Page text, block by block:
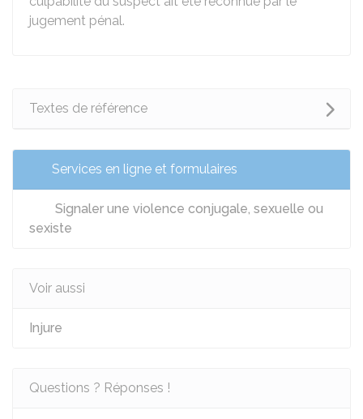
jugement pénal.
Textes de référence
Services en ligne et formulaires
Signaler une violence conjugale, sexuelle ou
sexiste
Voir aussi
Injure
Questions ? Réponses !